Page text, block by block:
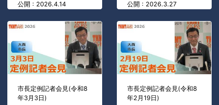
公開 : 2026.4.14
公開 : 2026.3.27
市長定例記者会見(令和8
年3月3日)
市長定例記者会見(令和8
年2月19日)